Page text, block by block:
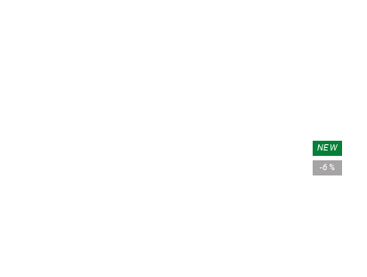
NEW
-6%